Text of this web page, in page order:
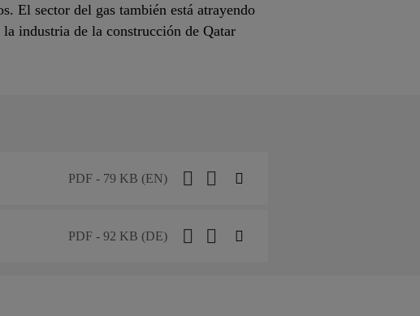
El sector del gas también está atrayendo
industria de la construcción de Qatar
PDF - 79 KB (EN)
PDF - 92 KB (DE)